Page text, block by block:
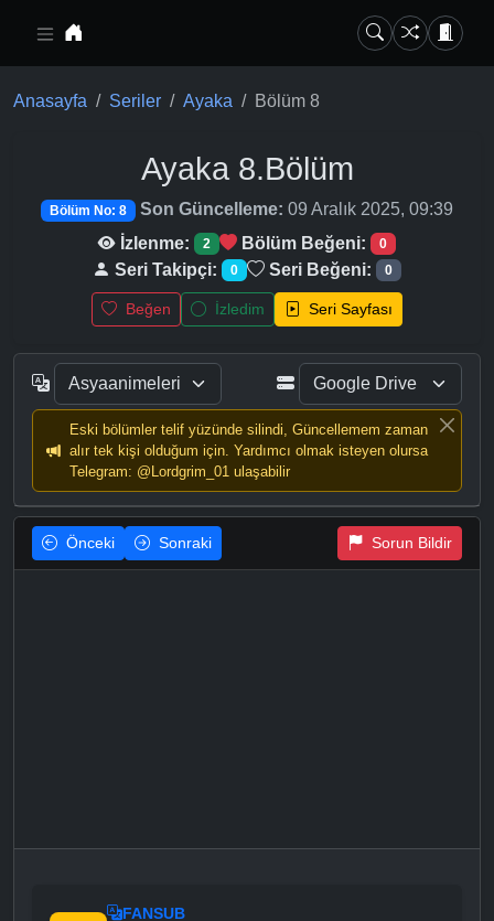
Anasayfa Seriler Ayaka Bölüm 8
Ayaka8.Bölüm
Bölüm No: 8 Son Güncelleme: 09 Aralık 2025, 09:39
İzlenme:
2 Bölüm Beğeni: 0
Seri Takipçi: 0 Seri Beğeni: 0
Beğen İzledim Seri Sayfası
Eski bölümler telif yüzünde silindi, Güncellemem zaman
alır tek kişi olduğum için. Yardımcı olmak isteyen olursa
Telegram: @Lordgrim_01 ulaşabilir
Önceki Sonraki Sorun Bildir
FANSUB